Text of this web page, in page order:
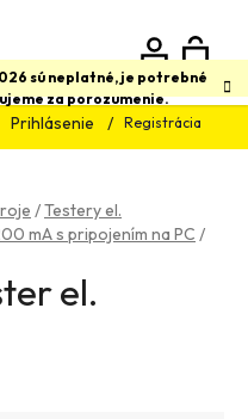
sú neplatné, je potrebné
za porozumenie.
Prihlásenie Registrácia
Hľadať
/Testery el.
mA s pripojením na PC /
el.